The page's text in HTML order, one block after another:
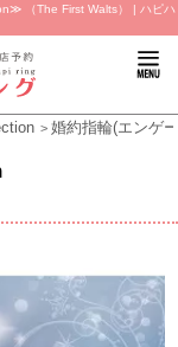
（The First Walts） | ハピハ
婚約指輪(エンゲ